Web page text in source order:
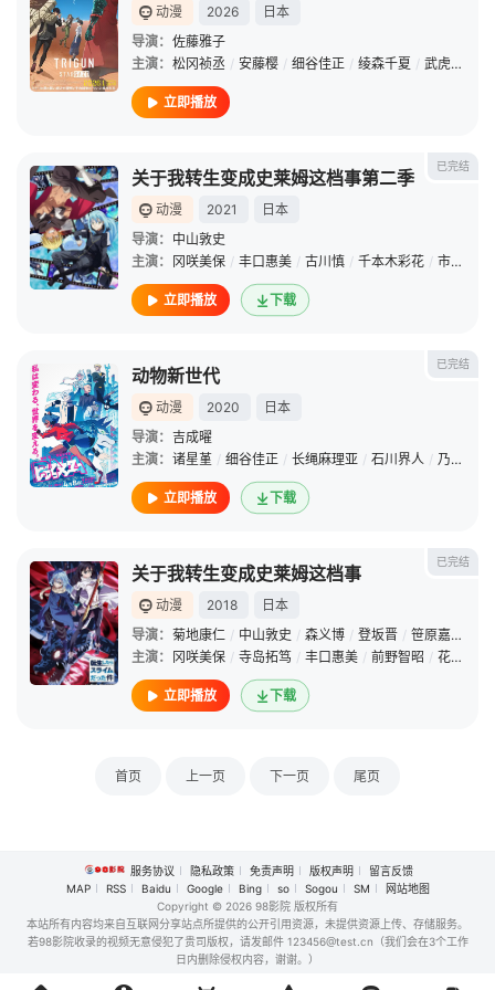
动漫 2026
日本
导演： 佐藤雅子
主演： 松冈祯丞 / 安藤樱 / 细谷佳正 / 绫森千夏 / 武虎 /
立即播放
已完结
关于我转生变成史莱姆这档事第二季
动漫 2021
日本
导演： 中山敦史
主演：
冈咲美保 / 丰口惠美 / 古川慎 / 千本木彩花 / 市道真央
立即播放 下载
已完结
动物新世代
动漫 2020
日本
导演： 吉成曜
主演： 诸星堇 / 细谷佳正 / 长绳麻理亚 / 石川界人 / 乃村健次
立即播放 下载
已完结
关于我转生变成史莱姆这档事
动漫 2018
日本
导演： 菊地康仁 / 中山敦史 / 森义博 / 登坂晋 / 笹原嘉文
主演：
冈咲美保 / 寺岛拓笃 / 丰口惠美 / 前野智昭 / 花守由美里
立即播放 下载
首页 上一页 下一页 尾页
服务协议 隐私政策 免责声明 版权声明
留言反馈
MAP
RSS Baidu Google Bing so Sogou SM
网站地图
Copyright © 2026 98影院 版权所有
本站所有内容均来自互联网分享站点所提供的公开引用资源，未提供资源上传、存储服务。
若98影院收录的视频无意侵犯了贵司版权，请发邮件 123456@test.cn（我们会在3个工作
日内删除侵权内容，谢谢。）